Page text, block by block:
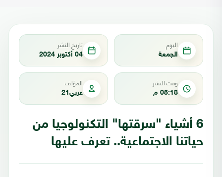
اليوم
الجمعة
تاريخ النشر
04 أكتوبر 2024
وقت النشر
05:18 م
المؤلف
عربي21
6 أشياء "سرقتها" التكنولوجيا من
حياتنا الاجتماعية.. تعرف عليها